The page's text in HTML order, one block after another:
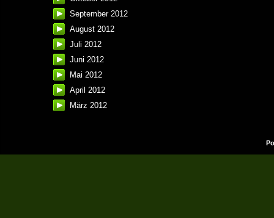
September 2012
August 2012
Juli 2012
Juni 2012
Mai 2012
April 2012
März 2012